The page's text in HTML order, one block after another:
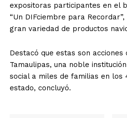
expositoras participantes en el
“Un DIFciembre para
gran variedad de productos
Destacó que estas son
Tamaulipas, una noble
social a miles de familias en los
estado, concluyó.